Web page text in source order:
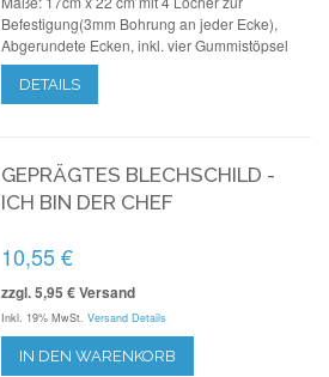
Befestigung(3mm Bohrung an jeder Ecke),
Abgerundete Ecken, inkl. vier Gummistöpsel
DETAILS
GEPRÄGTES BLECHSCHILD -
ICH BIN DER CHEF
10,55 €
zzgl. 5,95 € Versand
Inkl. 19% MwSt. Versand Details
IN DEN WARENKORB